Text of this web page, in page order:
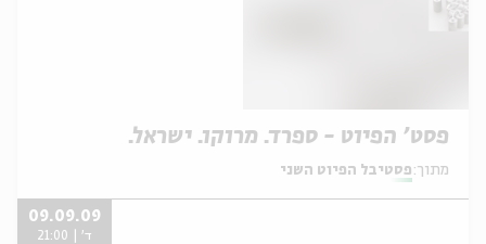
פסט' הפיוט - ספרד. מרוקו. ישראל.
מתוך: פסטיבל הפיוט השני
09.09.09
ד' | 21:00